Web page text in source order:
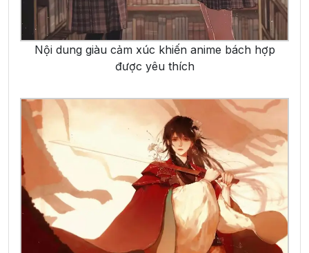
Nội dung giàu cảm xúc khiến anime bách hợp
được yêu thích